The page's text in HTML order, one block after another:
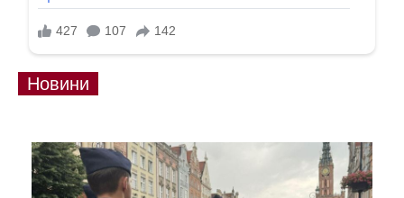
Новини